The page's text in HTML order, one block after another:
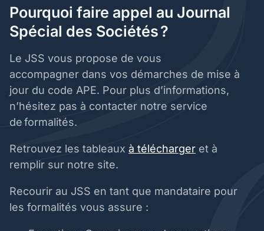
Pourquoi faire appel au Journal
Spécial des Sociétés ?
Le JSS vous propose de vous
accompagner dans vos démarches de mise à
jour du code APE. Pour plus d’informations,
n’hésitez pas à contacter notre service
de formalités.
Retrouvez les tableaux à télécharger et à
remplir sur notre site.
Recourir au JSS en tant que mandataire pour
les formalités vous assure :